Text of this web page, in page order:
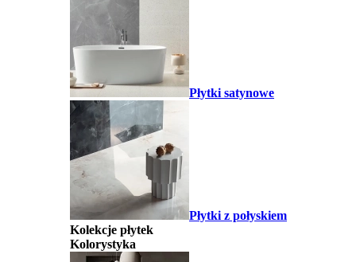
Płytki satynowe
Płytki z połyskiem
Kolekcje płytek
Kolorystyka